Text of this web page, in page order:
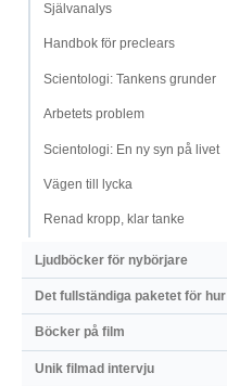
Självanalys
Handbok för preclears
Scientologi: Tankens grunder
Arbetets problem
Scientologi: En ny syn på livet
Vägen till lycka
Renad kropp, klar tanke
Ljudböcker för nybörjare
Det fullständiga paketet för
Böcker på film
Unik filmad intervju